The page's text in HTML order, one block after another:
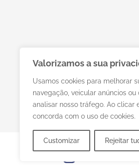
Valorizamos a sua
Usamos cookies para melhorar
navegação, veicular anúncios
analisar nosso tráfego. Ao clicar
concorda com o uso de cookies.
Customizar Rejeitar